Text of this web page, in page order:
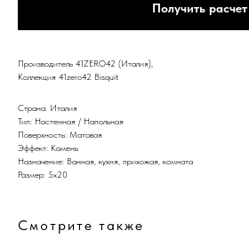
Получить расчет
Производитель 41ZERO42 (Италия),
Коллекция 41zero42 Bisquit
Страна: Италия
Тип: Настенная / Напольная
Поверхность: Матовая
Эффект: Камень
Назначение: Ванная, кухня, прихожая, комната
Размер: 5x20
Смотрите также